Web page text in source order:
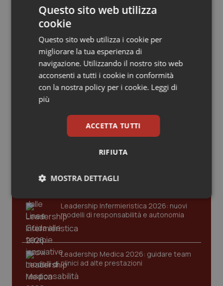
Umbria
Valle D’Aosta
Veneto
Oftalmologia
Oncodermatologia
Oncoematologia
Oncologia & Nutrizione
Psoriasi & pelle
Quotidiano Cardiologia
Quotidiano Chirurgia
Quotidiano Oncologia
Quotidiano Pediatria
Rene & patologie urogenitali
Salute orale & impianti
08 Novembre 2017
© Riproduzione riservata
Ultime analisi e review da QS Pro
Gold
compliance, GDPR e Risk management
Gestione dell'Ipertensione resistente:
Leadership Infermieristica 2026: nuovi
modelli di responsabilità e autonomia
Leadership Medica 2026: guidare team
clinici ad alte prestazioni
Questo sito web utilizza
cookie
Questo sito web utilizza i cookie per
migliorare la tua esperienza di
navigazione. Utilizzando il nostro sito web
acconsenti a tutti i cookie in conformità
con la nostra policy per i cookie. Leggi di
più
ACCETTA TUTTI
RIFIUTA
MOSTRA DETTAGLI
Necessari Statistici Marketing
Necessari Statistici